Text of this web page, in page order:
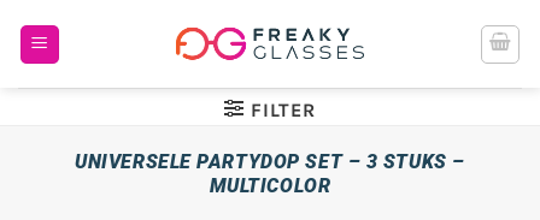
naar
FILTER
UNIVERSELE PARTYDOP SET – 3 STUKS –
MULTICOLOR